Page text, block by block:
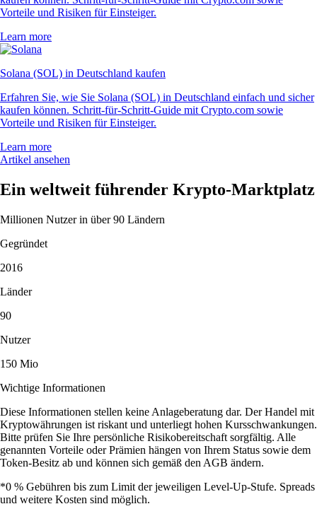
Vorteile und Risiken für Einsteiger.
Learn more
Solana (SOL) in Deutschland kaufen
Erfahren Sie, wie Sie Solana (SOL) in Deutschland einfach und sicher
kaufen können. Schritt-für-Schritt-Guide mit Crypto.com sowie
Vorteile und Risiken für Einsteiger.
Learn more
Artikel ansehen
Ein weltweit führender Krypto-Marktplatz
Millionen Nutzer in über 90 Ländern
Gegründet
2016
Länder
90
Nutzer
150 Mio
Wichtige Informationen
Diese Informationen stellen keine Anlageberatung dar. Der Handel mit
Kryptowährungen ist riskant und unterliegt hohen Kursschwankungen.
Bitte prüfen Sie Ihre persönliche Risikobereitschaft sorgfältig. Alle
genannten Vorteile oder Prämien hängen von Ihrem Status sowie dem
Token-Besitz ab und können sich gemäß den AGB ändern.
*0 % Gebühren bis zum Limit der jeweiligen Level-Up-Stufe. Spreads
und weitere Kosten sind möglich.